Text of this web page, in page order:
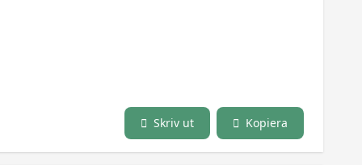
Skriv ut Kopiera